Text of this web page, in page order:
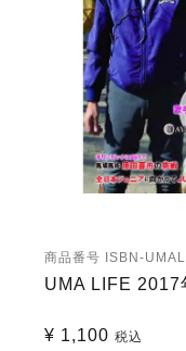
商品番号 ISBN-
UMA LIFE 2017
¥ 1,100 税込